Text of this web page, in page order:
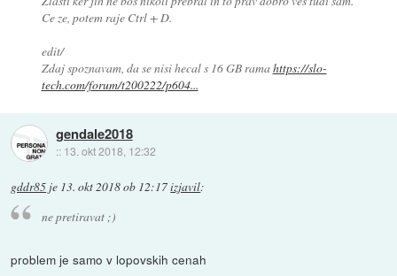
Ce ze, potem raje Ctrl + D.
edit/
Zdaj spoznavam, da se nisi hecal s 16 GB ramahttps://slo-
tech.com/forum/t200222/p604...
gendale2018
:: 13. okt 2018, 12:32
gddr85 je 13. okt 2018 ob 12:17izjavil:
ne pretiravat ;)
problem je samo v lopovskih cenah